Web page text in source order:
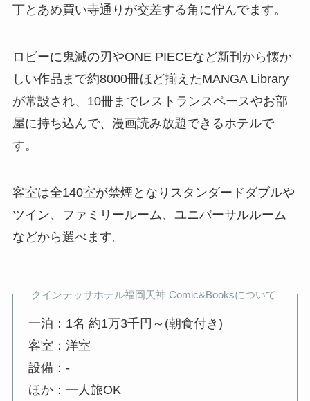
丁とあめ買い寺通りが交差する角に佇んでます。
ロビーに鬼滅の刃やONE PIECEなど新刊から懐か
しい作品まで約8000冊ほど揃えたMANGA Library
が常設され、10冊までレストランスペースやお部
屋に持ち込んで、漫画読み放題できるホテルで
す。
客室は全140室が禁煙となりスタンダードダブルや
ツイン、ファミリールーム、ユニバーサルルーム
などから選べます。
クインテッサホテル福岡天神 Comic&Booksについて
一泊：1名 約1万3千円～(朝食付き)
客室：洋室
設備：-
ほか：一人旅OK